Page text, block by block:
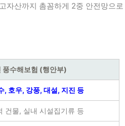
자산까지 촘꼼하게 2중 안전망으로
풍수해보험 (행안부)
, 호우, 강풍, 대설, 지진 등
건물, 실내 시설집기류 등